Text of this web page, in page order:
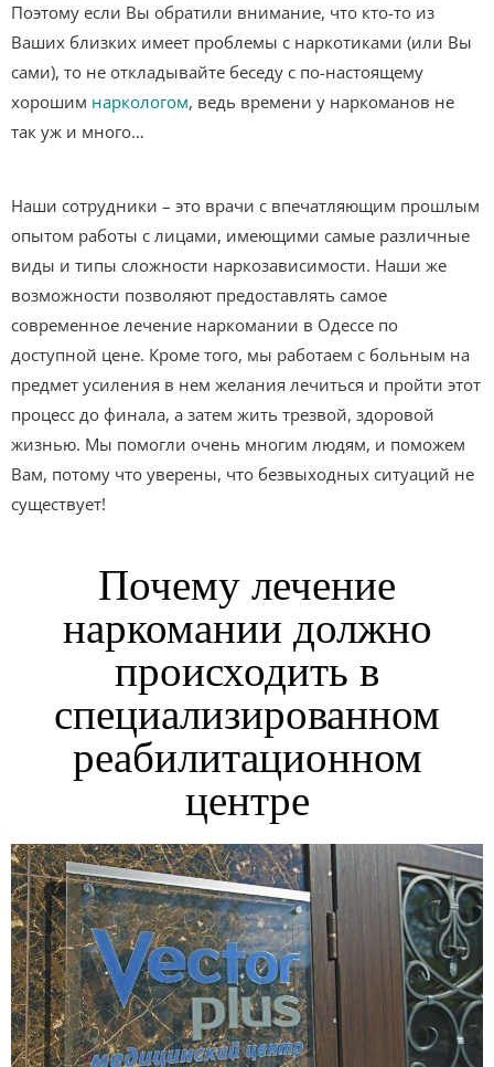
Поэтому если Вы обратили внимание, что кто-то из
Ваших близких имеет проблемы с наркотиками (или Вы
сами), то не откладывайте беседу с по-настоящему
хорошим наркологом, ведь времени у наркоманов не
так уж и много…
Наши сотрудники – это врачи с впечатляющим прошлым
опытом работы с лицами, имеющими самые различные
виды и типы сложности наркозависимости. Наши же
возможности позволяют предоставлять самое
современное лечение наркомании в Одессе по
доступной цене. Кроме того, мы работаем с больным на
предмет усиления в нем желания лечиться и пройти этот
процесс до финала, а затем жить трезвой, здоровой
жизнью. Мы помогли очень многим людям, и поможем
Вам, потому что уверены, что безвыходных ситуаций не
существует!
Почему лечение
наркомании должно
происходить в
специализированном
реабилитационном
центре